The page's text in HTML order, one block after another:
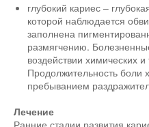
глубокий кариес –
которой наблюдается
заполнена
размягчению.
воздействии химических
Продолжительность боли
пребыванием
Лечение